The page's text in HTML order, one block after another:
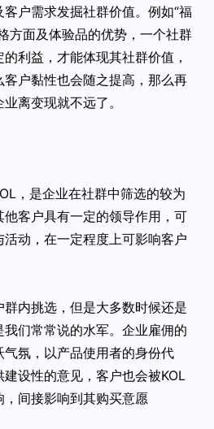
户需求发掘社群价值。例如“福
方面及体验品的优势，一个社群
利益，才能体现其社群价值，
户黏性也会随之提高，那么再
离变现就不远了。
，是企业在社群中筛选的较为
客户具有一定的领导作用，可
动，在一定程度上可影响客户
内挑选，但是大多数时候还是
们常常说的水军。企业雇佣的
氛，以产品使用者的身份代
设性的意见，客户也会被KOL
间接影响到其购买意愿